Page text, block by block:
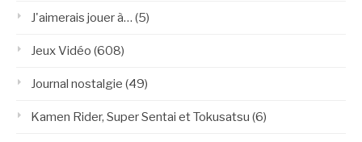
J'aimerais jouer à… (5)
Jeux Vidéo (608)
Journal nostalgie (49)
Kamen Rider, Super Sentai et Tokusatsu (6)